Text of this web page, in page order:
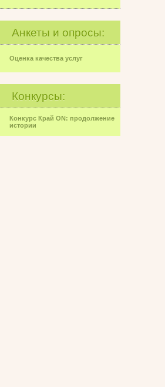
Анкеты и опросы:
Оценка качества услуг
Конкурсы:
Конкурс Край ON: продолжение
истории